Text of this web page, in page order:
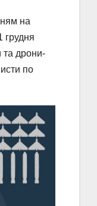
на
грудня
та дрони-
по